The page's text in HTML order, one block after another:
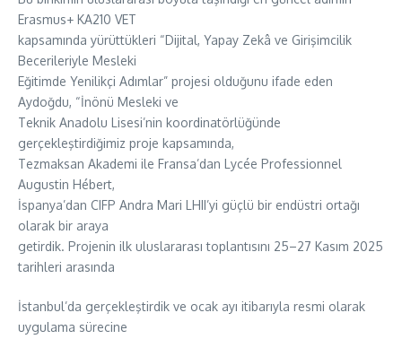
Erasmus+ KA210 VET
kapsamında yürüttükleri “Dijital, Yapay Zekâ ve Girişimcilik
Becerileriyle Mesleki
Eğitimde Yenilikçi Adımlar” projesi olduğunu ifade eden
Aydoğdu, “İnönü Mesleki ve
Teknik Anadolu Lisesi’nin koordinatörlüğünde
gerçekleştirdiğimiz proje kapsamında,
Tezmaksan Akademi ile Fransa’dan Lycée Professionnel
Augustin Hébert,
İspanya’dan CIFP Andra Mari LHII’yi güçlü bir endüstri ortağı
olarak bir araya
getirdik. Projenin ilk uluslararası toplantısını 25–27 Kasım 2025
tarihleri arasında
İstanbul’da gerçekleştirdik ve ocak ayı itibarıyla resmi olarak
uygulama sürecine